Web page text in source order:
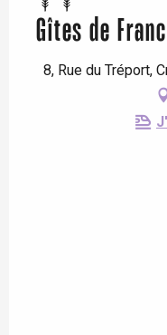
Gîtes de
8, Rue du Tréport,